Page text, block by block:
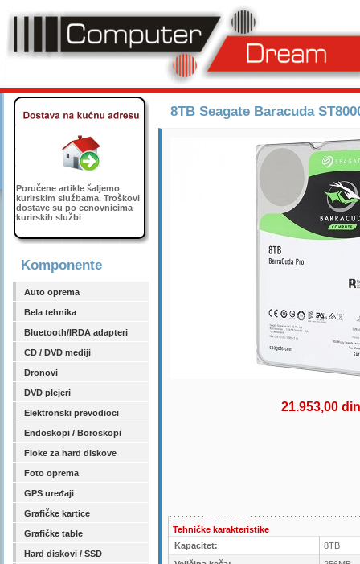
Poručene artikle šaljemo
kurirskim službama. Troškovi
dostave su po cenovnicima
kurirskih službi
Komponente
Auto oprema
Bela tehnika
Bluetooth/IRDA adapteri
CD / DVD mediji
Dronovi
DVD plejeri
Elektronski prevodioci
Endoskopi / Boroskopi
Fioke za hard diskove
Foto oprema
GPS uređaji
Grafičke kartice
Grafičke table
Hard diskovi / SSD
8TB Seagate Baracuda
21.953,00
Tehničke karakteristike
Kapacitet:
8TB